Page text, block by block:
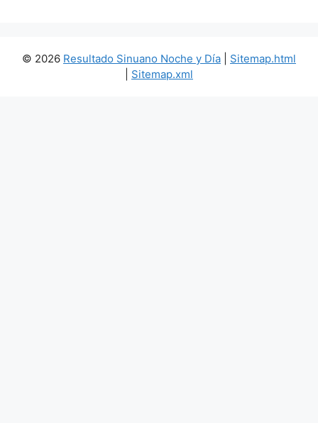
© 2026 Resultado Sinuano Noche y Día
Sitemap.html
Sitemap.xml